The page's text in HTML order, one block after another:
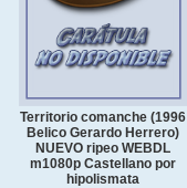
Territorio comanche (1996
Belico Gerardo Herrero)
NUEVO ripeo WEBDL
m1080p Castellano por
hipolismata